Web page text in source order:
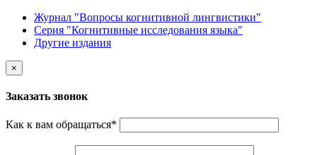
Журнал "Вопросы когнитивной лингвистики"
Серия "Когнитивные исследования языка"
Другие издания
×
Заказать звонок
Как к вам обращаться*